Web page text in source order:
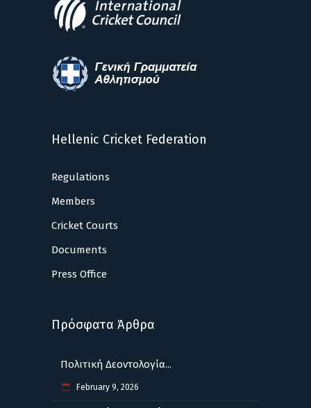
Hellenic Cricket Federation
Regulations
Members
Cricket Courts
Documents
Press Office
Πρόσφατα Άρθρα
Πολιτική Δεοντολογία...
February 9, 2026